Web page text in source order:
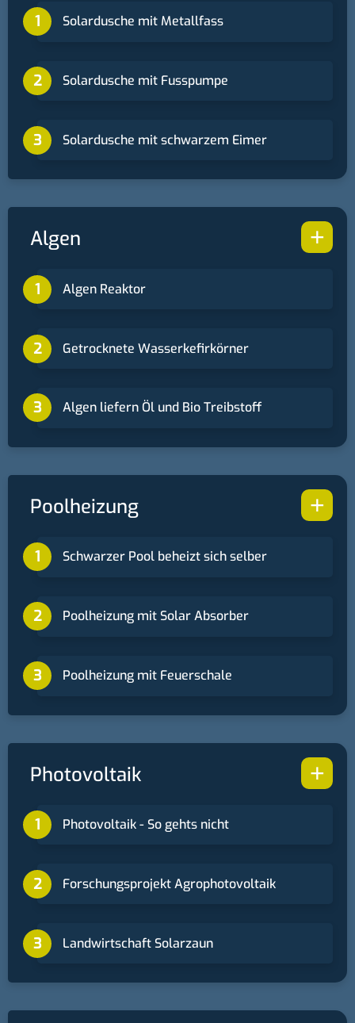
Solardusche mit Metallfass
Solardusche mit Fusspumpe
Solardusche mit schwarzem Eimer
+
Algen
Algen Reaktor
Getrocknete Wasserkefirkörner
Algen liefern Öl und Bio Treibstoff
+
Poolheizung
Schwarzer Pool beheizt sich selber
Poolheizung mit Solar Absorber
Poolheizung mit Feuerschale
+
Photovoltaik
Photovoltaik - So gehts nicht
Forschungsprojekt Agrophotovoltaik
Landwirtschaft Solarzaun